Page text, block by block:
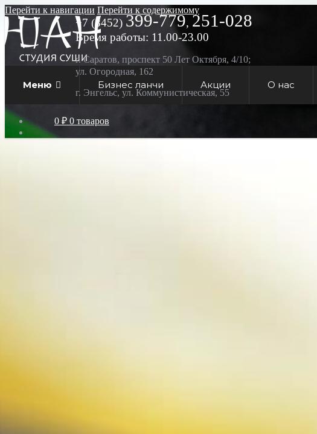
Перейти к навигации Перейти к содержимому
Меню Бизнес ланчи Акции О нас
0 ₽ 0 товаров
+7 (8452) 399-779, 251-028
Время работы: 11.00-23.00
г. Саратов, проспект 50 Лет Октября, 4/10;
ул. Огородная, 162
г. Энгельс, ул. Коммунистическая, 55